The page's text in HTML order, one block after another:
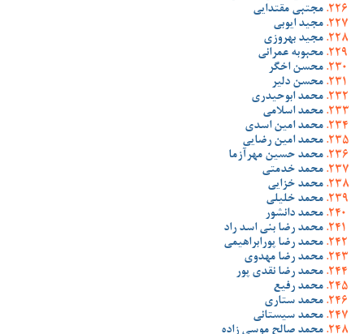
مجتبی مقتدایی
مجید ایوبی
مجید بهروزی
محبوبه عمرانی
محسن اخگر
محسن دلیر
محمد ابوحیدری
محمد اسلامی
محمد امین اسدی
محمد امین رضایی
محمد حسین مهرآزما
محمد خدمتی
محمد خزایی
محمد خلیلی
محمد دانشور
محمد رضا بنی اسد راد
محمد رضا پورابراهیمی
محمد رضا مهدوی
محمد رضا نقدی پور
محمد رفیع
محمد ستاری
محمد سیستانی
محمد صالح موسی زاده